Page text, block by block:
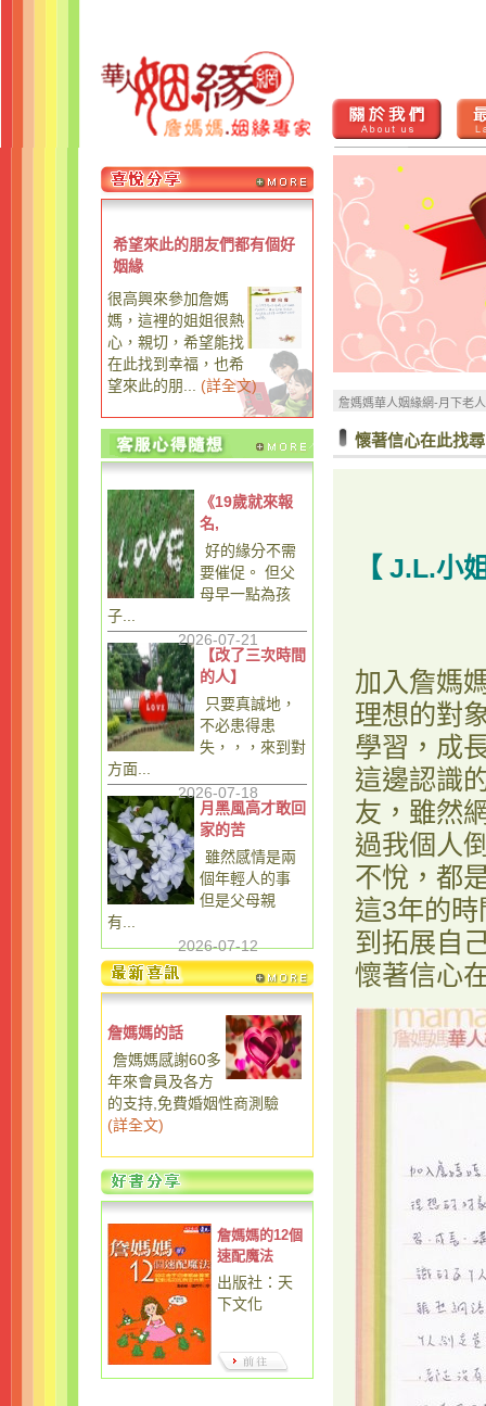
希望來此的朋友們都有個好
姻緣
很高興來參加詹媽
媽，這裡的姐姐很熱
心，親切，希望能找
在此找到幸福，也希
望來此的朋...
(詳全文)
《19歲就來報
名,
好的緣分不需
要催促。 但父
母早一點為孩
子...
2026-07-21
【改了三次時間
的人】
只要真誠地，
不必患得患
失，，，來到對
方面...
2026-07-18
月黑風高才敢回
家的苦
雖然感情是兩
個年輕人的事
但是父母親
有...
2026-07-12
詹媽媽的話
詹媽媽感謝60多
年來會員及各方
的支持,免費婚姻性商測驗
(詳全文)
詹媽媽的12個
速配魔法
出版社：天
下文化
詹媽媽華人姻緣網-月下老
懷著信心在此找
【 J.L.小
加入詹媽
理想的對
學習，成
這邊認識
友，雖然
過我個人
不悅，都
這3年的
到拓展自
懷著信心